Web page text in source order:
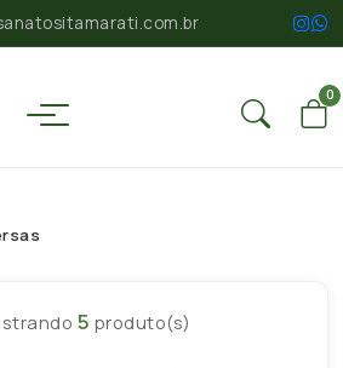
0
5 produto(s)